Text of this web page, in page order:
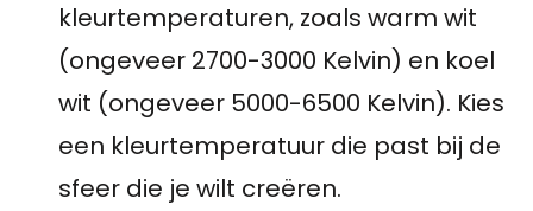
kleurtemperaturen, zoals warm wit
(ongeveer 2700-3000 Kelvin) en koel
wit (ongeveer 5000-6500 Kelvin). Kies
een kleurtemperatuur die past bij de
sfeer die je wilt creëren.